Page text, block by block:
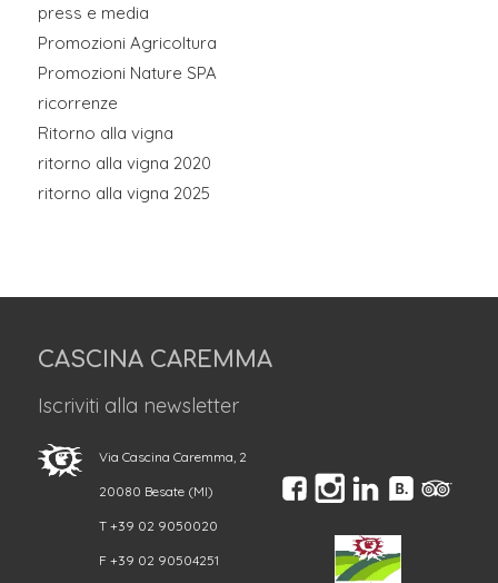
press e media
Promozioni Agricoltura
Promozioni Nature SPA
ricorrenze
Ritorno alla vigna
ritorno alla vigna 2020
ritorno alla vigna 2025
CASCINA CAREMMA
Iscriviti alla newsletter
Via Cascina Caremma, 2
20080 Besate (MI)
T +39 02 9050020
F +39 02 90504251